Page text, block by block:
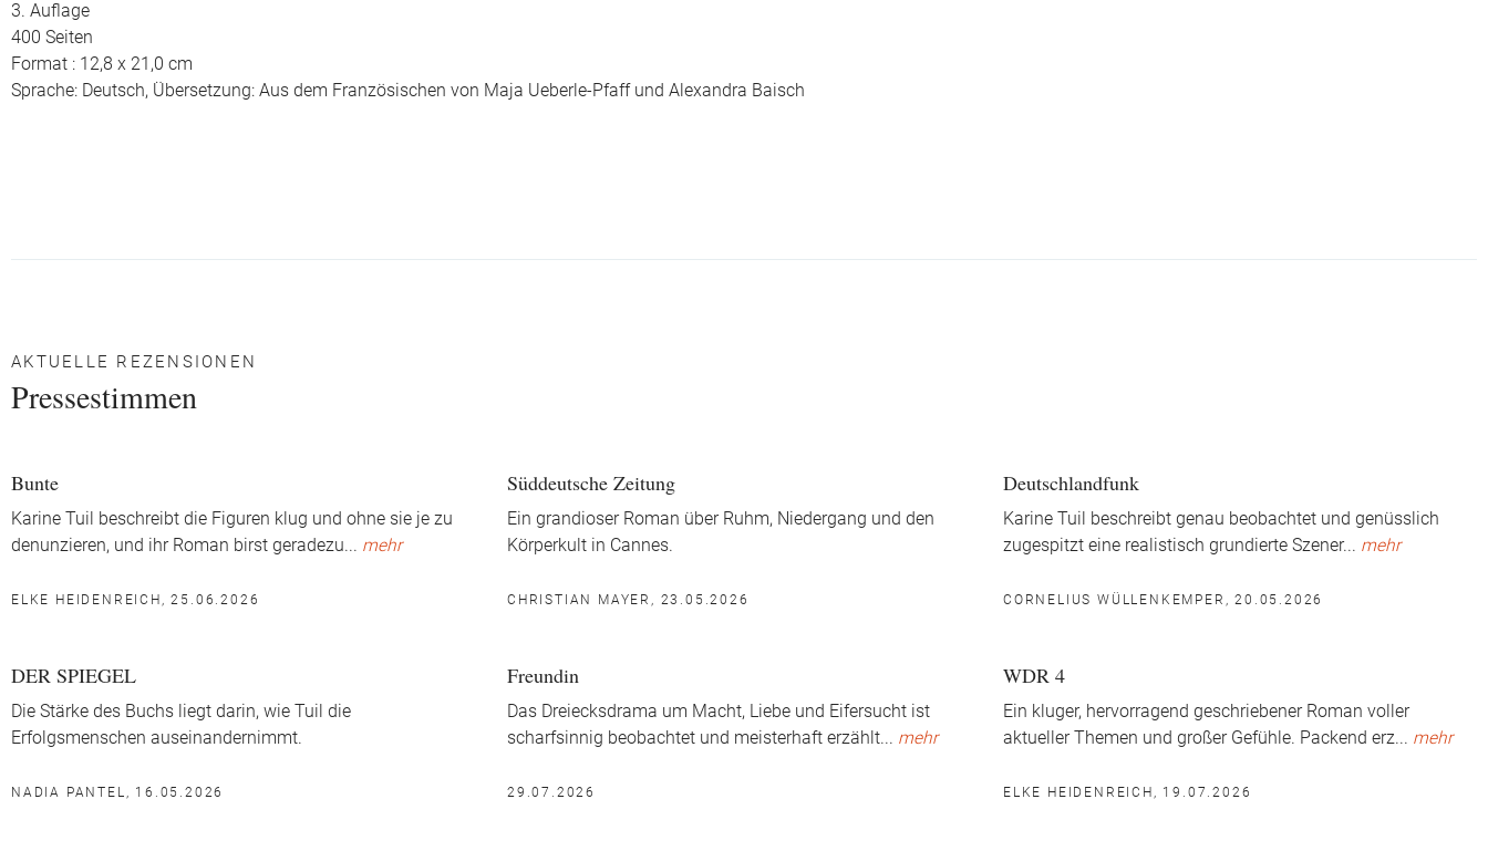
3. Auflage
400 Seiten
Format : 12,8 x 21,0 cm
Sprache: Deutsch, Übersetzung: Aus dem Französischen von Maja Ueberle-Pfaff und Alexandra Baisch
AKTUELLE REZENSIONEN
Pressestimmen
Bunte
Karine Tuil beschreibt die Figuren klug und ohne sie je zu
denunzieren, und ihr Roman birst geradezu... mehr
ELKE HEIDENREICH, 25.06.2026
Süddeutsche Zeitung
Ein grandioser Roman über Ruhm, Niedergang und den
Körperkult in Cannes.
CHRISTIAN MAYER, 23.05.2026
Deutschlandfunk
Karine Tuil beschreibt genau beobachtet und genüsslich
zugespitzt eine realistisch grundierte Szener... mehr
CORNELIUS WÜLLENKEMPER, 20.05.2026
DER SPIEGEL
Die Stärke des Buchs liegt darin, wie Tuil die
Erfolgsmenschen auseinandernimmt.
NADIA PANTEL, 16.05.2026
Freundin
Das Dreiecksdrama um Macht, Liebe und Eifersucht ist
scharfsinnig beobachtet und meisterhaft erzählt... mehr
29.07.2026
WDR 4
Ein kluger, hervorragend geschriebener Roman voller
aktueller Themen und großer Gefühle. Packend erz... mehr
ELKE HEIDENREICH, 19.07.2026